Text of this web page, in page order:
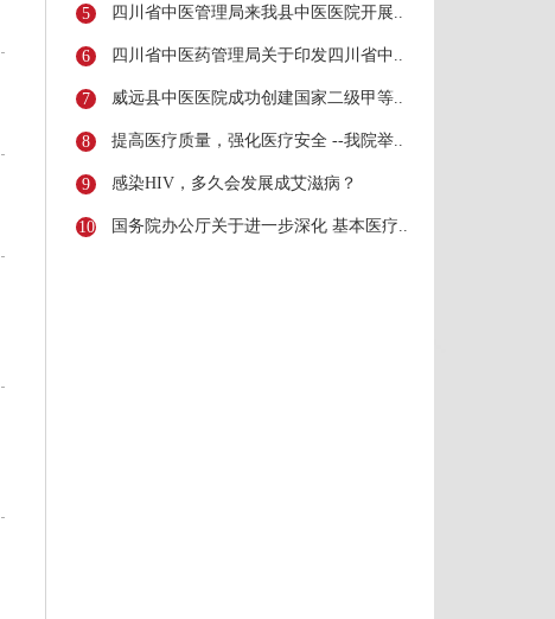
5 四川省中医管理局来我县中医医院开展..
6 四川省中医药管理局关于印发四川省中..
7 威远县中医医院成功创建国家二级甲等..
8 提高医疗质量，强化医疗安全 --我院举..
9 感染HIV，多久会发展成艾滋病？
10 国务院办公厅关于进一步深化 基本医疗..